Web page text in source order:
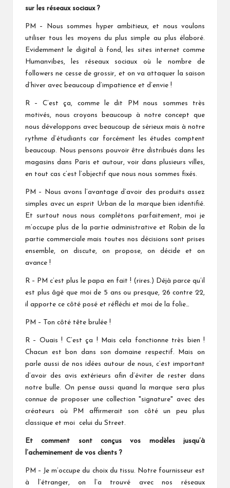
sur les réseaux sociaux ?
PM – Nous sommes hyper ambitieux, et nous voulons
utiliser tous les moyens du plus simple au plus élaboré.
Evidemment le digital à fond, les sites internet comme
Humanvibes, les réseaux sociaux où le nombre de
followers ne cesse de grossir, et on va attaquer la saison
d’hiver avec beaucoup d’impatience et d’envie !
R – C’est ça, comme le dit PM nous sommes très
motivés, nous croyons beaucoup à notre concept que
nous développons avec beaucoup de sérieux mais à notre
rythme d’étudiants car forcément les études comptent
beaucoup. Nous pensons pouvoir être distribués dans les
magasins dans Paris et autour, voir dans plusieurs villes,
en tout cas c’est l’objectif que nous nous sommes fixés.
PM – Nous avons l’avantage d’avoir des produits assez
simples avec un esprit Urban de la marque bien identifié.
Et surtout nous nous complétons parfaitement, moi je
m’occupe plus de la partie administrative et Robin de la
partie commerciale mais toutes nos décisions sont prises
ensemble, on discute, on propose, on décide et on
avance !
R – PM c’est plus le papa en fait ! (rires.) Déjà parce qu’il
est plus âgé que moi de 5 ans ou presque, 26 contre 22,
il apporte ce côté posé et réfléchi et moi de la folie…
PM – Ton côté tête brulée !
R – Ouais ! C’est ça ! Mais cela fonctionne très bien !
Chacun est bon dans son domaine respectif. Mais on
parle aussi de nos idées autour de nous, c’est important
d’avoir des avis extérieurs afin d’éviter de rester dans
notre bulle. On pense aussi quand la marque sera plus
connue de proposer une collection "signature" avec des
créateurs où PM affirmerait son côté un peu plus
classique et moi celui du Street.
Et comment sont conçus vos modèles jusqu’à
l’acheminement de vos clients ?
PM – Je m’occupe du choix du tissu. Notre fournisseur est
à l’étranger, on l’a trouvé avec nos réseaux